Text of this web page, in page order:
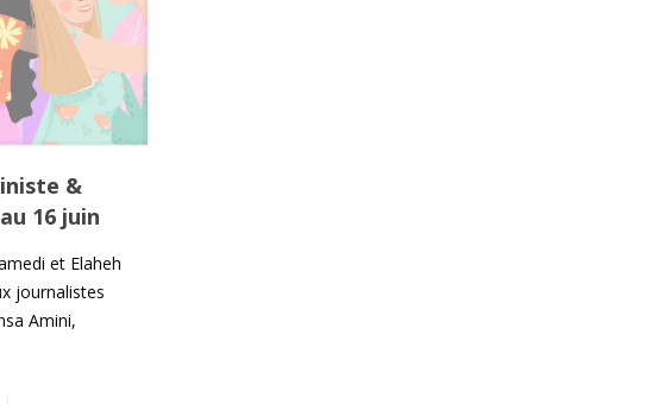
&
16 juin
et Elaheh
journalistes
Amini,